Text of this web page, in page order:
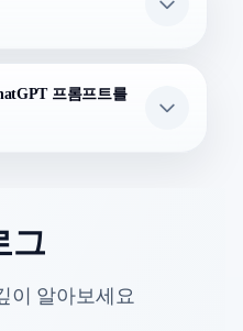
프롬프트를
그
이 알아보세요